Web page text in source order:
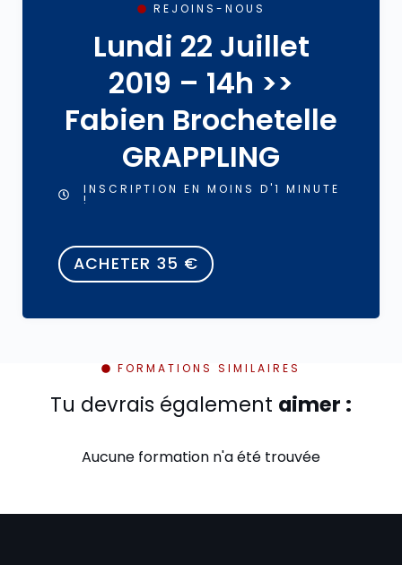
REJOINS-NOUS
Lundi 22 Juillet
2019 – 14h >>
Fabien Brochetelle
GRAPPLING
INSCRIPTION EN MOINS D'1 MINUTE
!
ACHETER 35 €
FORMATIONS SIMILAIRES
Tu devrais également aimer :
Aucune formation n'a été trouvée